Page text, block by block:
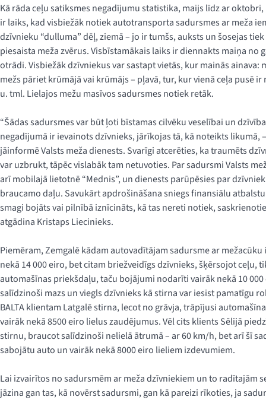
Kā rāda ceļu satiksmes negadījumu statistika, maijs līdz ar
ir laiks, kad visbiežāk notiek autotransporta sadursmes ar meža
dzīvnieku “dulluma” dēļ, ziemā – jo ir tumšs, auksts un šosejas
piesaista meža zvērus. Visbīstamākais laiks ir diennakts maiņa no
otrādi. Visbiežāk dzīvniekus var sastapt vietās, kur mainās ainava:
mežs pāriet krūmājā vai krūmājs – pļavā, tur, kur vienā ceļa pusē ir
u. tml. Lielajos mežu masīvos sadursmes notiek retāk.
“Šādas sadursmes var būt ļoti bīstamas cilvēku veselībai un
negadījumā ir ievainots dzīvnieks, jārīkojas tā, kā noteikts likumā,
jāinformē Valsts meža dienests. Svarīgi atcerēties, ka traumēts
var uzbrukt, tāpēc vislabāk tam netuvoties. Par sadursmi Valsts
arī mobilajā lietotnē “Mednis”, un dienests parūpēsies par
braucamo daļu. Savukārt apdrošināšana sniegs finansiālu
smagi bojāts vai pilnībā iznīcināts, kā tas nereti notiek,
atgādina Kristaps Liecinieks.
Piemēram, Zemgalē kādam autovadītājam sadursme ar
nekā 14 000 eiro, bet citam briežveidīgs dzīvnieks, šķērsojot ceļu,
automašīnas priekšdaļu, taču bojājumi nodarīti vairāk nekā 10
salīdzinoši mazs un viegls dzīvnieks kā stirna var iesist pamatīgu
BALTA klientam Latgalē stirna, lecot no grāvja, trāpījusi
vairāk nekā 8500 eiro lielus zaudējumus. Vēl cits klients Sēlijā
stirnu, braucot salīdzinoši nelielā ātrumā – ar 60 km/h, bet arī šī
sabojātu auto un vairāk nekā 8000 eiro lieliem izdevumiem.
Lai izvairītos no sadursmēm ar meža dzīvniekiem un to radītajām
jāzina gan tas, kā novērst sadursmi, gan kā pareizi rīkoties, ja